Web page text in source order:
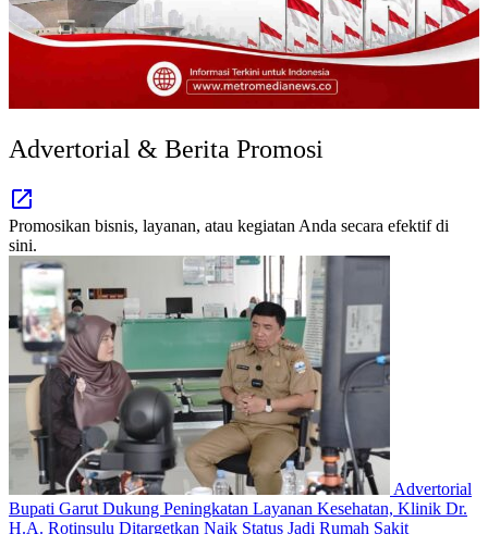
Advertorial & Berita Promosi
Promosikan bisnis, layanan, atau kegiatan Anda secara efektif di
sini.
Advertorial
Bupati Garut Dukung Peningkatan Layanan Kesehatan, Klinik Dr.
H.A. Rotinsulu Ditargetkan Naik Status Jadi Rumah Sakit